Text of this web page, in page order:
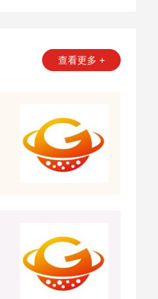
查看更多 +